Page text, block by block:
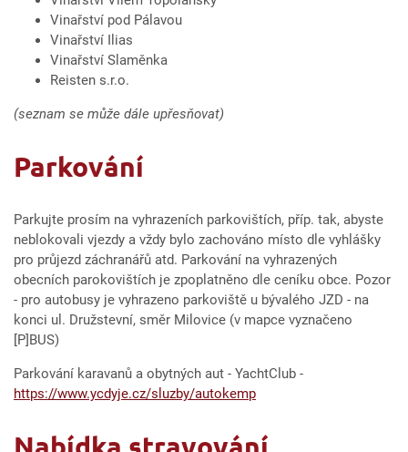
Vinařství pod Pálavou
Vinařství Ilias
Vinařství Slaměnka
Reisten s.r.o.
(seznam se může dále upřesňovat)
Parkování
Parkujte prosím na vyhrazeních parkovištích, příp. tak, abyste
neblokovali vjezdy a vždy bylo zachováno místo dle vyhlášky
pro průjezd záchranářů atd. Parkování na vyhrazených
obecních parokovištích je zpoplatněno dle ceníku obce. Pozor
- pro autobusy je vyhrazeno parkoviště u bývalého JZD - na
konci ul. Družstevní, směr Milovice (v mapce vyznačeno
[P]BUS)
Parkování karavanů a obytných aut - YachtClub -
https://www.ycdyje.cz/sluzby/autokemp